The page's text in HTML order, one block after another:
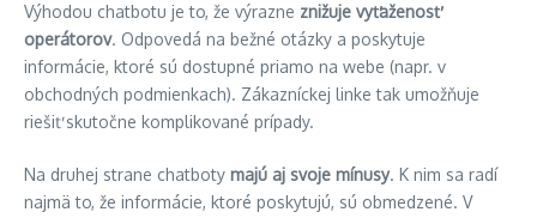
Výhodou chatbotu je to, že výrazne znižuje vyťaženosť
operátorov. Odpovedá na bežné otázky a poskytuje
informácie, ktoré sú dostupné priamo na webe (napr. v
obchodných podmienkach). Zákazníckej linke tak umožňuje
riešiť skutočne komplikované prípady.
Na druhej strane chatboty majú aj svoje mínusy. K nim sa radí
najmä to, že informácie, ktoré poskytujú, sú obmedzené. V